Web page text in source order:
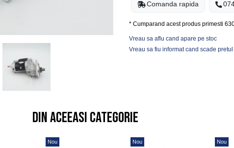
Comanda rapida
* Cumparand acest produs primesti
Vreau sa aflu cand apare pe stoc
Vreau sa fiu informat cand scade pretul
Din aceeasi categorie
Nou Nou Nou